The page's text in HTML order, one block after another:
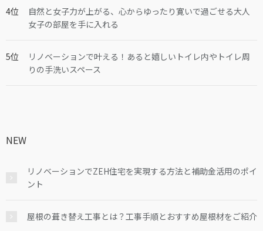
自然と女子力が上がる、心からゆったり寛いで過ごせる大人
女子の部屋を手に入れる
リノベーションで叶える！あると嬉しいトイレ内やトイレ周
りの手洗いスペース
NEW
リノベーションでZEH住宅を実現する方法と補助金活用のポイ
ント
屋根の葺き替え工事とは？工事手順とおすすめ屋根材をご紹介